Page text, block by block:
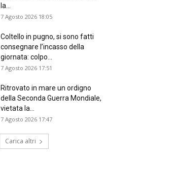
la...
7 Agosto 2026 18:05
Coltello in pugno, si sono fatti
consegnare l’incasso della
giornata: colpo...
7 Agosto 2026 17:51
Ritrovato in mare un ordigno
della Seconda Guerra Mondiale,
vietata la...
7 Agosto 2026 17:47
Carica altri